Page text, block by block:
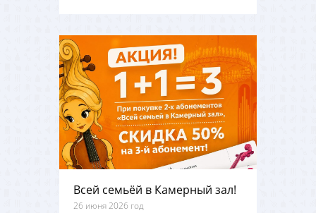
Всей семьёй в Камерный зал!
26 июня 2026 год